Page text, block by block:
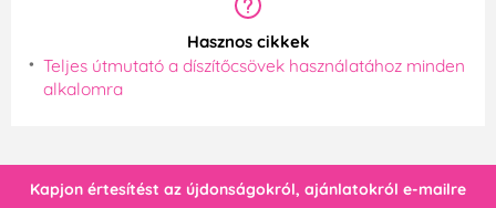
Hasznos cikkek
Teljes útmutató a díszítőcsövek használatához minden
alkalomra
Kapjon értesítést az újdonságokról, ajánlatokról e-mailre